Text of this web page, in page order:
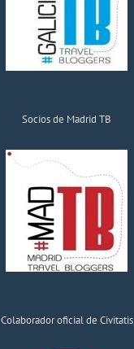
Socios de Madrid TB
Colaborador oficial de Civitatis